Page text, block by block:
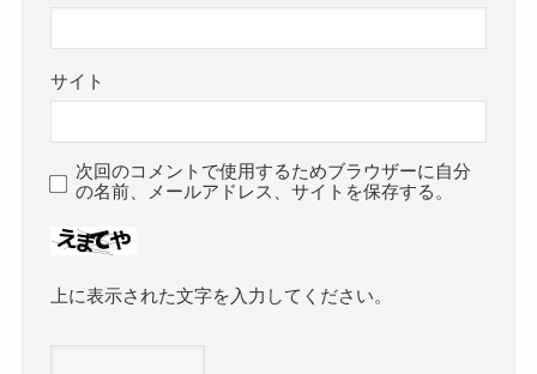
サイト
次回のコメントで使用するためブラウザーに自分
の名前、メールアドレス、サイトを保存する。
上に表示された文字を入力してください。